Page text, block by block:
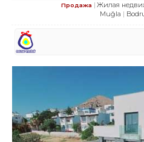
Продажа Жилая
Muğla